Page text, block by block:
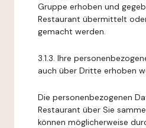
Gruppe erhoben und
Restaurant übermittelt
gemacht werden.
3.1.3. Ihre
auch über Dritte erhoben
Die personenbezogenen
Restaurant über Sie
können möglicherweise